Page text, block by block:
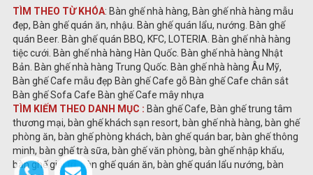
TÌM THEO TỪ KHÓA: Bàn ghế nhà hàng, Bàn ghế nhà hàng mẫu
đẹp, Bàn ghế quán ăn, nhậu. Bàn ghế quán lẩu, nướng. Bàn ghế
quán Beer. Bàn ghế quán BBQ, KFC, LOTERIA. Bàn ghế nhà hàng
tiệc cưới. Bàn ghế nhà hàng Hàn Quốc. Bàn ghế nhà hàng Nhật
Bản. Bàn ghế nhà hàng Trung Quốc. Bàn ghế nhà hàng Âu Mỹ,
Bàn ghế Cafe mẫu đẹp Bàn ghế Cafe gỗ Bàn ghế Cafe chân sắt
Bàn ghế Sofa Cafe Bàn ghế Cafe mây nhựa
TÌM KIẾM THEO DANH MỤC : Bàn ghế Cafe, Bàn ghế trung tâm
thương mại, bàn ghế khách sạn resort, bàn ghế nhà hàng, bàn ghế
phòng ăn, bàn ghế phòng khách, bàn ghế quán bar, bàn ghế thông
minh, bàn ghế trà sữa, bàn ghế văn phòng, bàn ghế nhập khẩu,
bàn ghế giải trí, bàn ghế quán ăn, bàn ghế quán lẩu nướng, bàn